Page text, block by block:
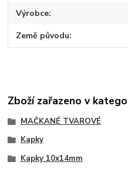
Výrobce
Země původu
Zboží zařazeno v
MAČKANÉ TVAROVÉ
Kapky
Kapky 10x14mm